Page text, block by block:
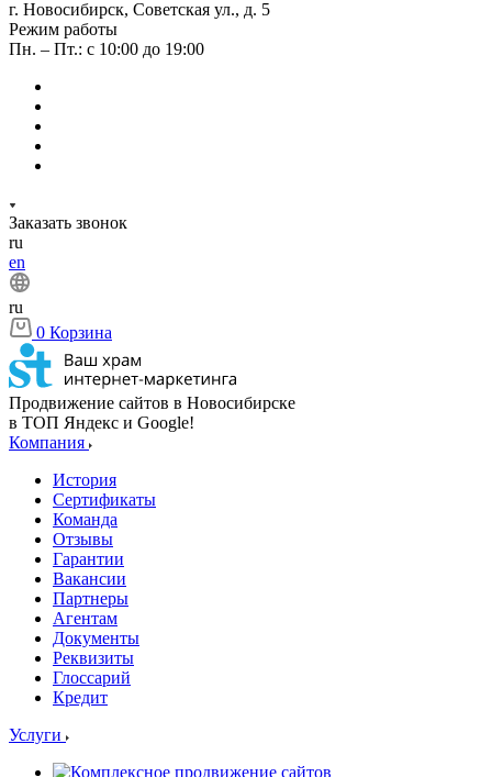
г. Новосибирск, Советская ул., д. 5
Режим работы
Пн. – Пт.: с 10:00 до 19:00
Заказать звонок
ru
en
ru
0 Корзина
Продвижение сайтов в Новосибирске
в ТОП Яндекс и Google!
Компания
История
Сертификаты
Команда
Отзывы
Гарантии
Вакансии
Партнеры
Агентам
Документы
Реквизиты
Глоссарий
Кредит
Услуги